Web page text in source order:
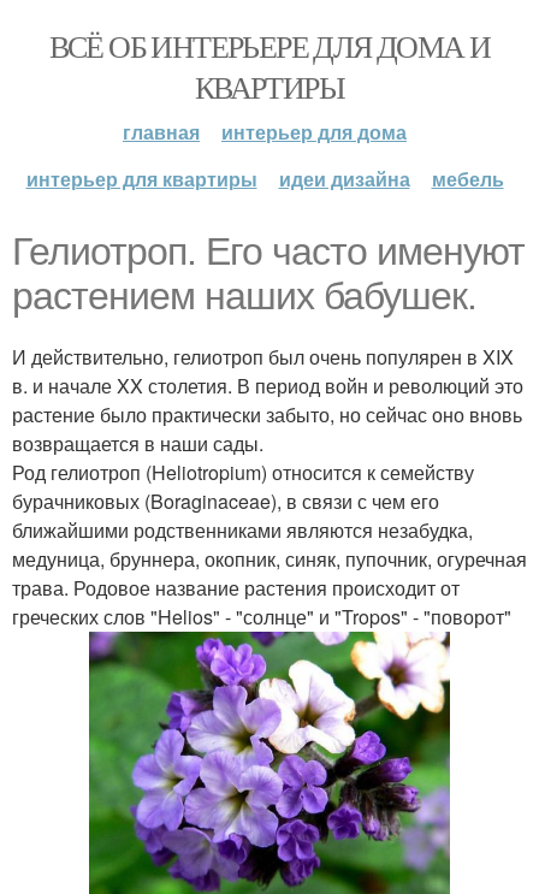
ВСЁ ОБ ИНТЕРЬЕРЕ ДЛЯ ДОМА И
КВАРТИРЫ
главная
интерьер для дома
интерьер для квартиры
идеи дизайна мебель
Гелиотроп. Его часто именуют
растением наших бабушек.
И действительно, гелиотроп был очень популярен в XIX
в. и начале XX столетия. В период войн и революций это
растение было практически забыто, но сейчас оно вновь
возвращается в наши сады.
Род гелиотроп (Heliotropium) относится к семейству
бурачниковых (Boraginaceae), в связи с чем его
ближайшими родственниками являются незабудка,
медуница, бруннера, окопник, синяк, пупочник, огуречная
трава. Родовое название растения происходит от
греческих слов "Helios" - "солнце" и "Tropos" - "поворот"